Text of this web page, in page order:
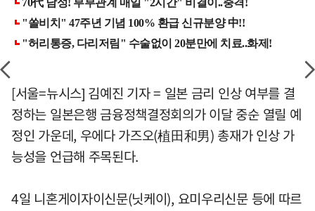
[서울=뉴시스] 김예진 기자 = 일본 금리 인상 여부를 결
정하는 일본은행 금융정책결정회의가 이달 중순 열릴 예
정인 가운데, 우에다 가즈오(植田和男) 총재가 인상 가
능성을 언급해 주목된다.
4일 니혼게이자이신문(닛케이), 요미우리신문 등에 따르